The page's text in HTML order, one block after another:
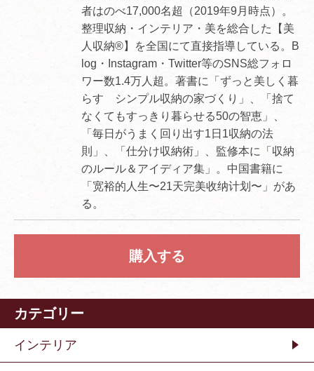
者はのべ17,000名超（2019年9月時点）。
整理収納・インテリア・美を総合した【美
人収納®】を全国にて直接指導している。B
log・Instagram・Twitter等のSNS総フォロ
ワー数1.4万人超。著書に「ずっと美しく暮
らす シンプル収納の家づくり」、「捨て
なくてもすっきり暮らせる50の智恵」、
「毎日がうまく回り出す1日1収納の法
則」、「仕分け収納術」、監修本に「収納
のルール＆アイディア集」。中国書籍に
「宽裕的人生〜21天完美收纳计划〜」があ
る。
購入する
カテゴリー
インテリア